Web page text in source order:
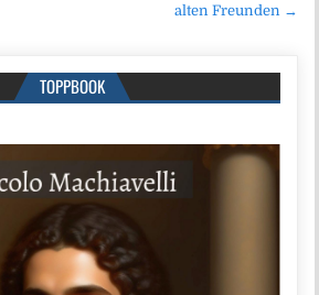
alten Freunden →
TOPPBOOK